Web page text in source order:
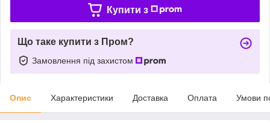
Купити з
Що таке купити з Пром?
Замовлення під захистом
Опис Характеристики Доставка Оплата Умови